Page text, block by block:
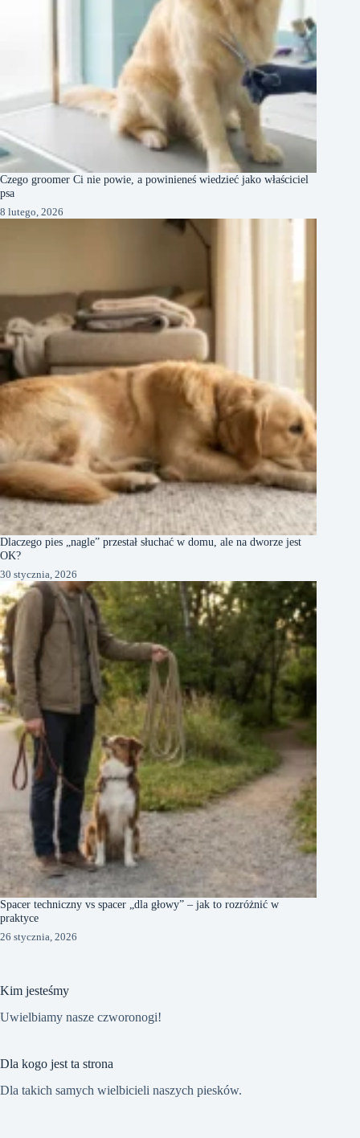
Czego groomer Ci nie powie, a powinieneś wiedzieć jako właściciel
psa
8 lutego, 2026
Dlaczego pies „nagle” przestał słuchać w domu, ale na dworze jest
OK?
30 stycznia, 2026
Spacer techniczny vs spacer „dla głowy” – jak to rozróżnić w
praktyce
26 stycznia, 2026
Kim jesteśmy
Uwielbiamy nasze czworonogi!
Dla kogo jest ta strona
Dla takich samych wielbicieli naszych piesków.